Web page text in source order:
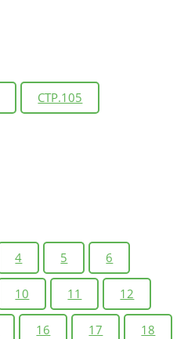
СТР.105
4 5 6
10 11 12
16 17 18